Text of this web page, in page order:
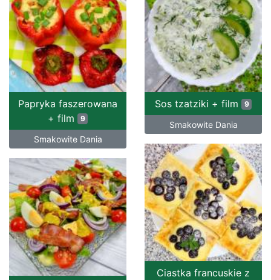
Papryka faszerowana
+ film
9
Smakowite Dania
Sos tzatziki + film 9
Smakowite Dania
Ciastka francuskie z